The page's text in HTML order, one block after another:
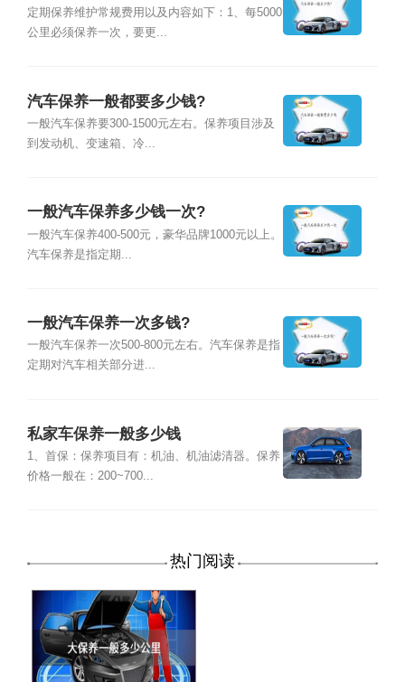
定期保养维护常规费用以及内容如下：1、每5000
公里必须保养一次，要更...
汽车保养一般都要多少钱?
一般汽车保养要300-1500元左右。保养项目涉及
到发动机、变速箱、冷...
一般汽车保养多少钱一次?
一般汽车保养400-500元，豪华品牌1000元以上。
汽车保养是指定期...
一般汽车保养一次多钱?
一般汽车保养一次500-800元左右。汽车保养是指
定期对汽车相关部分进...
私家车保养一般多少钱
1、首保：保养项目有：机油、机油滤清器。保养
价格一般在：200~700...
热门阅读